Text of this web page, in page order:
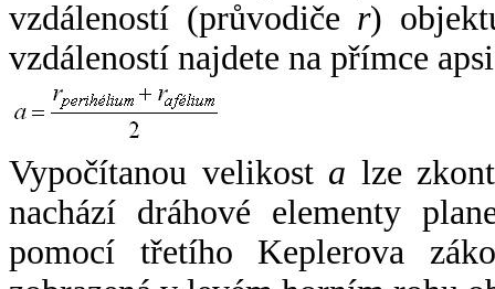
vzdáleností (průvodiče r)
vzdáleností najdete na přímce
Vypočítanou velikost a lze
nachází dráhové elementy
pomocí třetího Keplerova